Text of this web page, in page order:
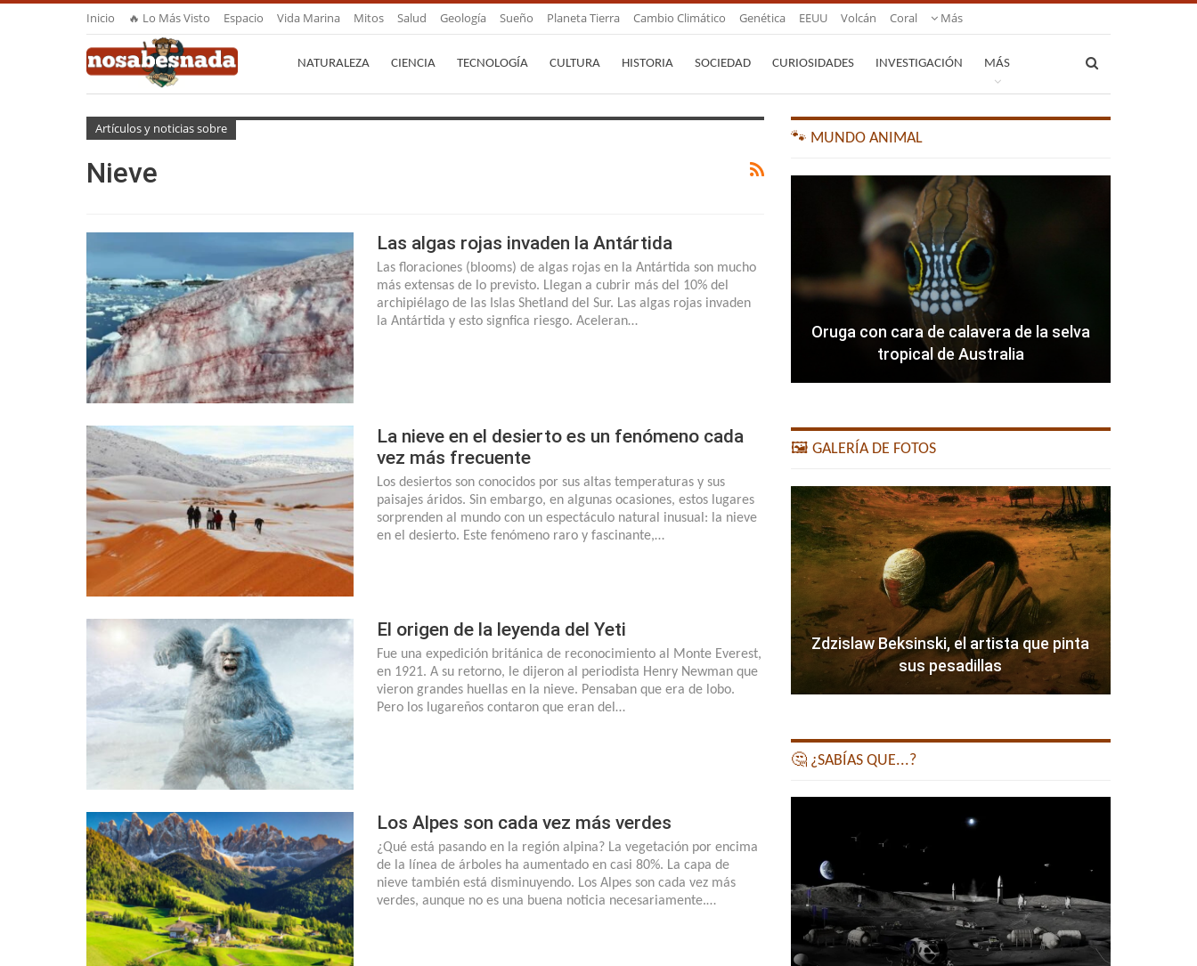
Inicio 🔥 Lo Más Visto Espacio Vida Marina Mitos Salud Geología Sueño Planeta Tierra Cambio Climático Genética EEUU Volcán Coral Más
NATURALEZA CIENCIA TECNOLOGÍA CULTURA HISTORIA SOCIEDAD CURIOSIDADES INVESTIGACIÓN MÁS
Artículos y noticias sobre
Nieve
Las algas rojas invaden la Antártida
Las floraciones (blooms) de algas rojas en la Antártida son mucho
más extensas de lo previsto. Llegan a cubrir más del 10% del
archipiélago de las Islas Shetland del Sur. Las algas rojas invaden
la Antártida y esto signfica riesgo. Aceleran…
La nieve en el desierto es un fenómeno cada
vez más frecuente
Los desiertos son conocidos por sus altas temperaturas y sus
paisajes áridos. Sin embargo, en algunas ocasiones, estos lugares
sorprenden al mundo con un espectáculo natural inusual: la nieve
en el desierto. Este fenómeno raro y fascinante,…
El origen de la leyenda del Yeti
Fue una expedición británica de reconocimiento al Monte Everest,
en 1921. A su retorno, le dijeron al periodista Henry Newman que
vieron grandes huellas en la nieve. Pensaban que era de lobo.
Pero los lugareños contaron que eran del…
Los Alpes son cada vez más verdes
¿Qué está pasando en la región alpina? La vegetación por encima
de la línea de árboles ha aumentado en casi 80%. La capa de
nieve también está disminuyendo. Los Alpes son cada vez más
verdes, aunque no es una buena noticia necesariamente.…
🐾 MUNDO ANIMAL
Oruga con cara de calavera de la selva
tropical de Australia
🖼️ GALERÍA DE FOTOS
Zdzislaw Beksinski, el artista que pinta
sus pesadillas
🤔 ¿SABÍAS QUE...?